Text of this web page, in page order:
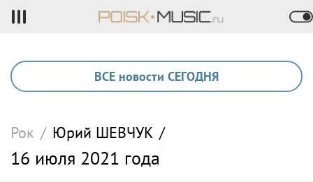
ВСЕ новости СЕГОДНЯ
Рок / Юрий ШЕВЧУК /
16 июля 2021 года